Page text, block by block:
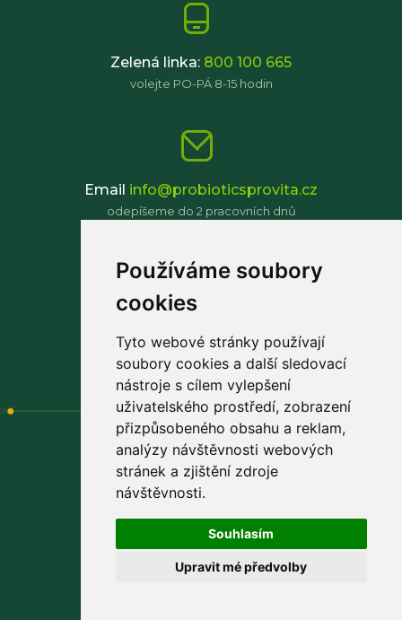
Používáme soubory
cookies
Tyto webové stránky používají
soubory cookies a další sledovací
nástroje s cílem vylepšení
uživatelského prostředí, zobrazení
přizpůsobeného obsahu a reklam,
analýzy návštěvnosti webových
stránek a zjištění zdroje
návštěvnosti.
Souhlasím
Upravit mé předvolby
Zelená linka: 800 100 665
volejte PO-PÁ 8-15 hodin
Email info@probioticsprovita.cz
odepíšeme do 2 pracovních dnů
Navštivte náš
praktické rady a tipy pro vás
Výhradní distributor
PROBIOTICS PROVITA s.r.o.